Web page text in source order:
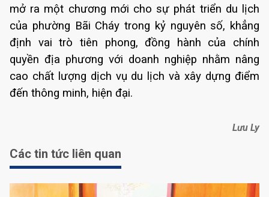
mở ra một chương mới cho sự phát triển du lịch
của phường Bãi Cháy trong kỷ nguyên số, khẳng
định vai trò tiên phong, đồng hành của chính
quyền địa phương với doanh nghiệp nhằm nâng
cao chất lượng dịch vụ du lịch và xây dựng điểm
đến thông minh, hiện đại.
Lưu Ly
Các tin tức liên quan